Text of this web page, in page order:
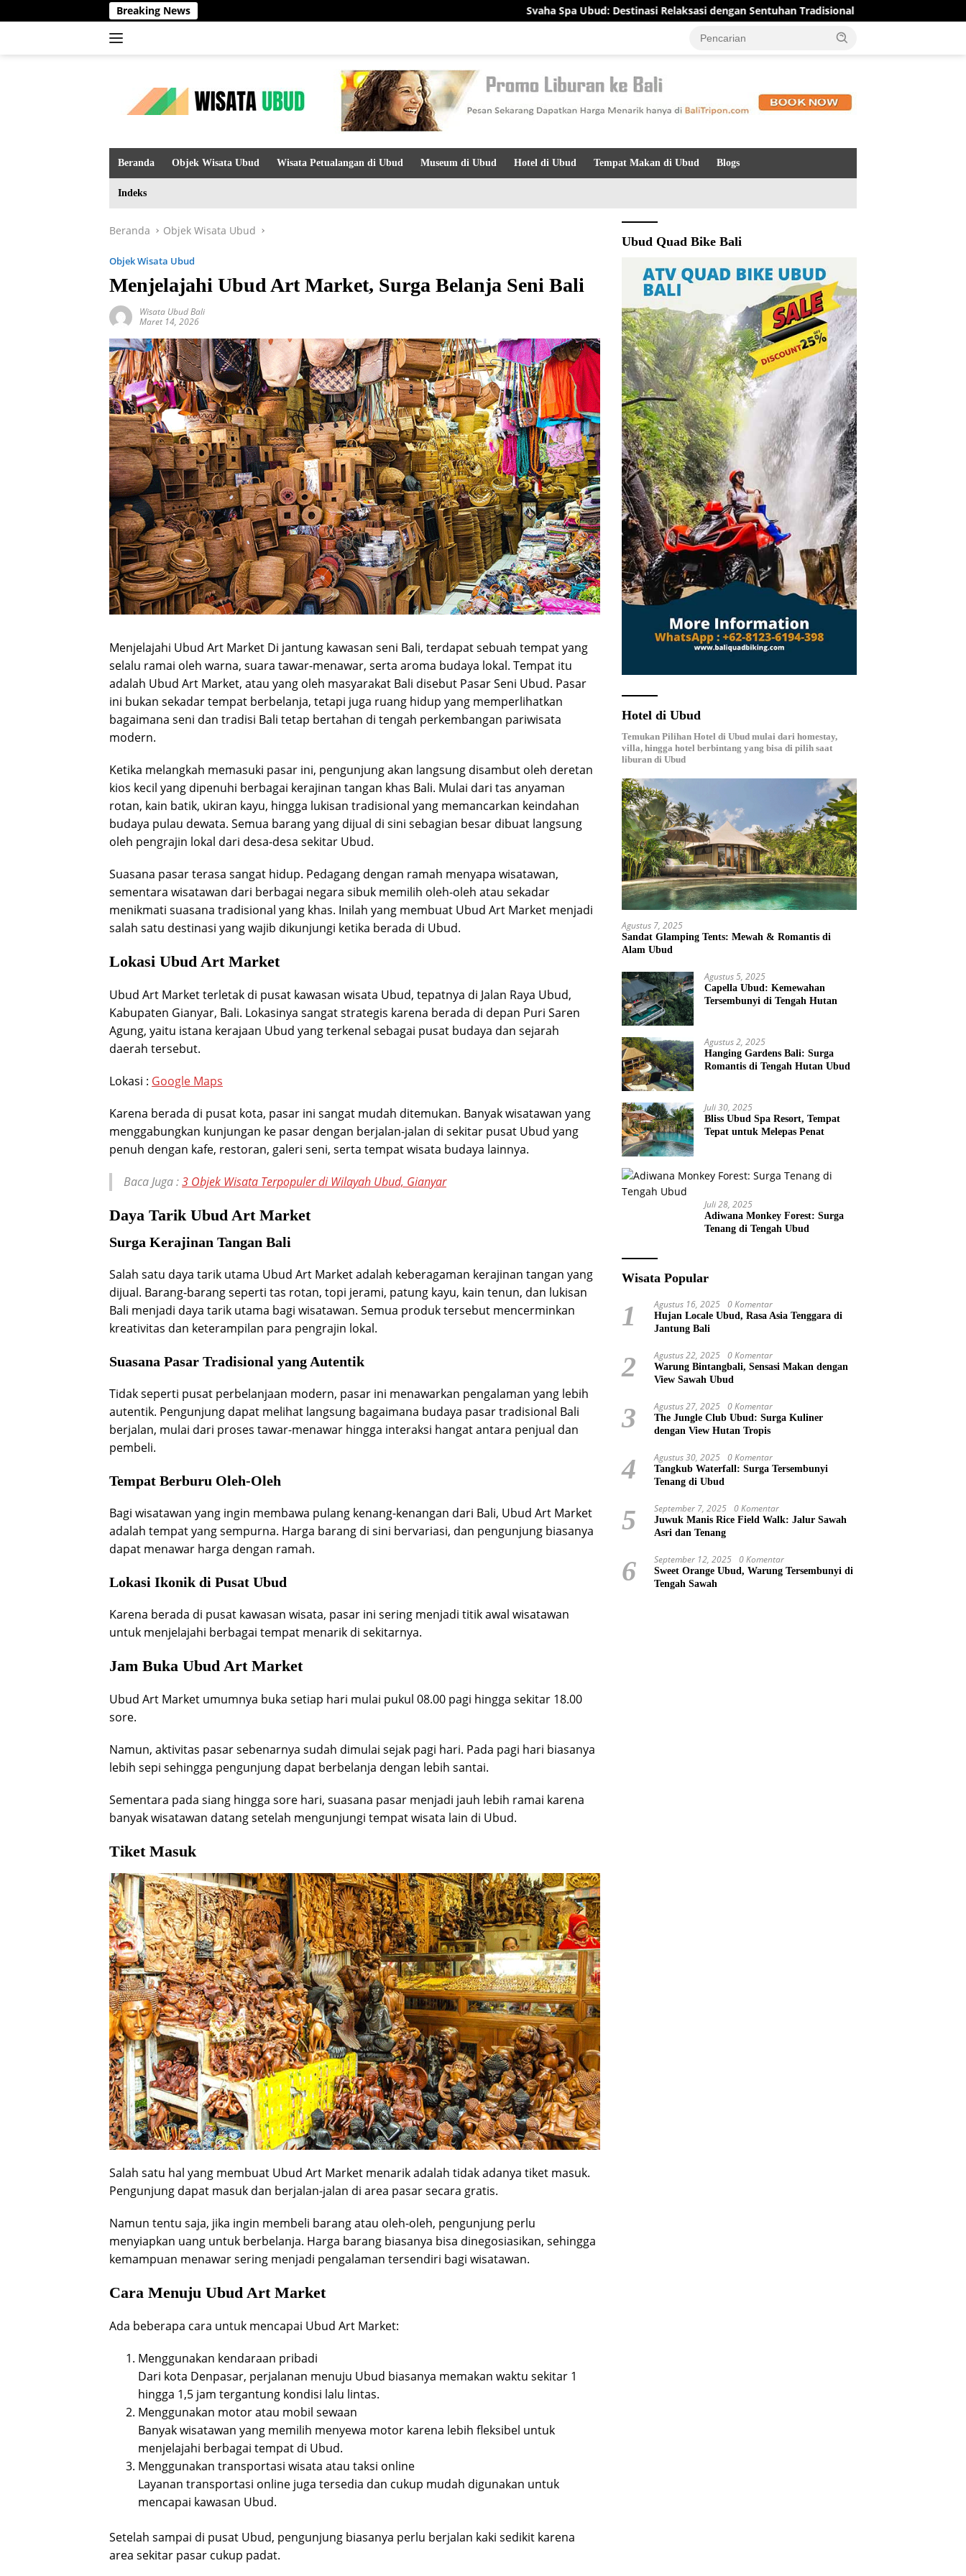
ke
Breaking News Svaha Spa Ubud: Destinasi Relaksasi dengan Sentuhan Tradisional Bali yang Menenangkan
Beranda Objek Wisata Ubud Wisata Petualangan di Ubud Museum di Ubud Hotel di Ubud Tempat Makan di Ubud Blogs
Indeks
Beranda Objek Wisata Ubud
Objek Wisata Ubud
Menjelajahi Ubud Art Market, Surga Belanja Seni Bali
Wisata Ubud Bali
Maret 14, 2026
Menjelajahi Ubud Art Market Di jantung kawasan seni Bali, terdapat sebuah tempat yang
selalu ramai oleh warna, suara tawar-menawar, serta aroma budaya lokal. Tempat itu
adalah Ubud Art Market, atau yang oleh masyarakat Bali disebut Pasar Seni Ubud. Pasar
ini bukan sekadar tempat berbelanja, tetapi juga ruang hidup yang memperlihatkan
bagaimana seni dan tradisi Bali tetap bertahan di tengah perkembangan pariwisata
modern.
Ketika melangkah memasuki pasar ini, pengunjung akan langsung disambut oleh deretan
kios kecil yang dipenuhi berbagai kerajinan tangan khas Bali. Mulai dari tas anyaman
rotan, kain batik, ukiran kayu, hingga lukisan tradisional yang memancarkan keindahan
budaya pulau dewata. Semua barang yang dijual di sini sebagian besar dibuat langsung
oleh pengrajin lokal dari desa-desa sekitar Ubud.
Suasana pasar terasa sangat hidup. Pedagang dengan ramah menyapa wisatawan,
sementara wisatawan dari berbagai negara sibuk memilih oleh-oleh atau sekadar
menikmati suasana tradisional yang khas. Inilah yang membuat Ubud Art Market menjadi
salah satu destinasi yang wajib dikunjungi ketika berada di Ubud.
Lokasi Ubud Art Market
Ubud Art Market terletak di pusat kawasan wisata Ubud, tepatnya di Jalan Raya Ubud,
Kabupaten Gianyar, Bali. Lokasinya sangat strategis karena berada di depan Puri Saren
Agung, yaitu istana kerajaan Ubud yang terkenal sebagai pusat budaya dan sejarah
daerah tersebut.
Lokasi : Google Maps
Karena berada di pusat kota, pasar ini sangat mudah ditemukan. Banyak wisatawan yang
menggabungkan kunjungan ke pasar dengan berjalan-jalan di sekitar pusat Ubud yang
penuh dengan kafe, restoran, galeri seni, serta tempat wisata budaya lainnya.
Baca Juga :3 Objek Wisata Terpopuler di Wilayah Ubud, Gianyar
Daya Tarik Ubud Art Market
Surga Kerajinan Tangan Bali
Salah satu daya tarik utama Ubud Art Market adalah keberagaman kerajinan tangan yang
dijual. Barang-barang seperti tas rotan, topi jerami, patung kayu, kain tenun, dan lukisan
Bali menjadi daya tarik utama bagi wisatawan. Semua produk tersebut mencerminkan
kreativitas dan keterampilan para pengrajin lokal.
Suasana Pasar Tradisional yang Autentik
Tidak seperti pusat perbelanjaan modern, pasar ini menawarkan pengalaman yang lebih
autentik. Pengunjung dapat melihat langsung bagaimana budaya pasar tradisional Bali
berjalan, mulai dari proses tawar-menawar hingga interaksi hangat antara penjual dan
pembeli.
Tempat Berburu Oleh-Oleh
Bagi wisatawan yang ingin membawa pulang kenang-kenangan dari Bali, Ubud Art Market
adalah tempat yang sempurna. Harga barang di sini bervariasi, dan pengunjung biasanya
dapat menawar harga dengan ramah.
Lokasi Ikonik di Pusat Ubud
Karena berada di pusat kawasan wisata, pasar ini sering menjadi titik awal wisatawan
untuk menjelajahi berbagai tempat menarik di sekitarnya.
Jam Buka Ubud Art Market
Ubud Art Market umumnya buka setiap hari mulai pukul 08.00 pagi hingga sekitar 18.00
sore.
Namun, aktivitas pasar sebenarnya sudah dimulai sejak pagi hari. Pada pagi hari biasanya
lebih sepi sehingga pengunjung dapat berbelanja dengan lebih santai.
Sementara pada siang hingga sore hari, suasana pasar menjadi jauh lebih ramai karena
banyak wisatawan datang setelah mengunjungi tempat wisata lain di Ubud.
Tiket Masuk
Salah satu hal yang membuat Ubud Art Market menarik adalah tidak adanya tiket masuk.
Pengunjung dapat masuk dan berjalan-jalan di area pasar secara gratis.
Namun tentu saja, jika ingin membeli barang atau oleh-oleh, pengunjung perlu
menyiapkan uang untuk berbelanja. Harga barang biasanya bisa dinegosiasikan, sehingga
kemampuan menawar sering menjadi pengalaman tersendiri bagi wisatawan.
Cara Menuju Ubud Art Market
Ada beberapa cara untuk mencapai Ubud Art Market:
Menggunakan kendaraan pribadi
Dari kota Denpasar, perjalanan menuju Ubud biasanya memakan waktu sekitar 1
hingga 1,5 jam tergantung kondisi lalu lintas.
Menggunakan motor atau mobil sewaan
Banyak wisatawan yang memilih menyewa motor karena lebih fleksibel untuk
menjelajahi berbagai tempat di Ubud.
Menggunakan transportasi wisata atau taksi online
Layanan transportasi online juga tersedia dan cukup mudah digunakan untuk
mencapai kawasan Ubud.
Setelah sampai di pusat Ubud, pengunjung biasanya perlu berjalan kaki sedikit karena
area sekitar pasar cukup padat.
Ubud Quad Bike Bali
Hotel di Ubud
Temukan Pilihan Hotel di Ubud mulai dari homestay,
villa, hingga hotel berbintang yang bisa di pilih saat
liburan di Ubud
Agustus 7, 2025
Sandat Glamping Tents: Mewah & Romantis di
Alam Ubud
Agustus 5, 2025
Capella Ubud: Kemewahan
Tersembunyi di Tengah Hutan
Agustus 2, 2025
Hanging Gardens Bali: Surga
Romantis di Tengah Hutan Ubud
Juli 30, 2025
Bliss Ubud Spa Resort, Tempat
Tepat untuk Melepas Penat
Juli 28, 2025
Adiwana Monkey Forest: Surga
Tenang di Tengah Ubud
Wisata Popular
1 Agustus 16, 2025 0 Komentar
Hujan Locale Ubud, Rasa Asia Tenggara di
Jantung Bali
2 Agustus 22, 2025 0 Komentar
Warung Bintangbali, Sensasi Makan dengan
View Sawah Ubud
3 Agustus 27, 2025 0 Komentar
The Jungle Club Ubud: Surga Kuliner
dengan View Hutan Tropis
4 Agustus 30, 2025 0 Komentar
Tangkub Waterfall: Surga Tersembunyi
Tenang di Ubud
5 September 7, 2025 0 Komentar
Juwuk Manis Rice Field Walk: Jalur Sawah
Asri dan Tenang
6 September 12, 2025 0 Komentar
Sweet Orange Ubud, Warung Tersembunyi di
Tengah Sawah